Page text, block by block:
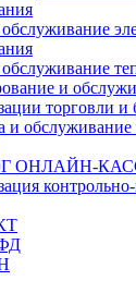
и
торговли и
и обслуживание
ОНЛАЙН-